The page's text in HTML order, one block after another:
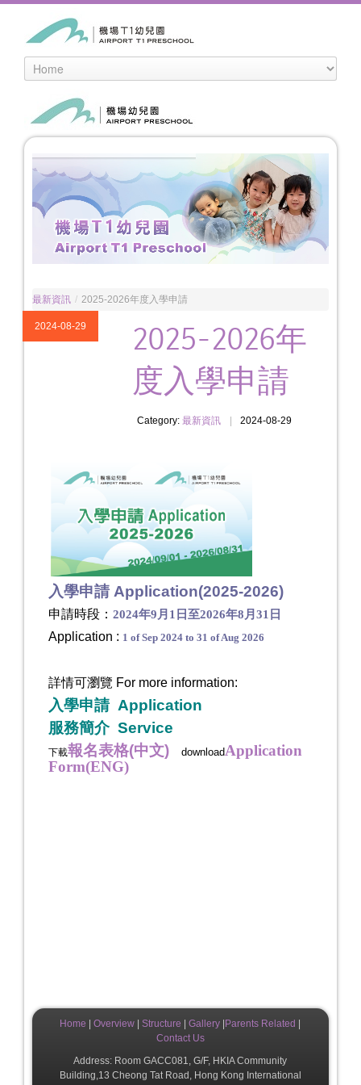
最新資訊 / 2025-2026年度入學申請
2024-08-29
2025-2026年
度入學申請
Category:最新資訊 2024-08-29
入學申請 Application(2025-2026)
申請時段：2024年9 月 1 日至2026年8 月31 日
Application : 1 of Sep 2024 to 31 of Aug 2026
詳情可瀏覽 For more information:
入學申請 Application
服務簡介 Service
下載報名表格(中文) downloadApplication
Form(ENG)
Home |Overview Structure |Gallery Parents Related
Contact Us
Address: Room GACC081, G/F, HKIA Community
Building,13 Cheong Tat Road, Hong Kong International